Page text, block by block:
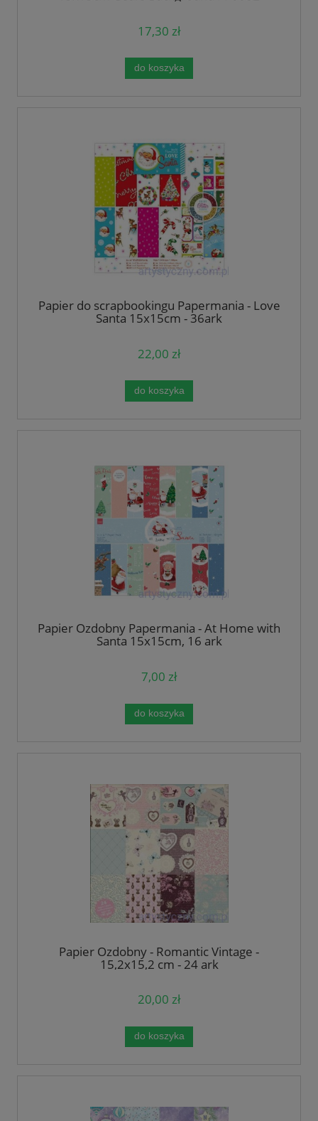
17,30 zł
do koszyka
Papier do scrapbookingu Papermania - Love
Santa 15x15cm - 36ark
22,00 zł
do koszyka
Papier Ozdobny Papermania - At Home with
Santa 15x15cm, 16 ark
7,00 zł
do koszyka
Papier Ozdobny - Romantic Vintage -
15,2x15,2 cm - 24 ark
20,00 zł
do koszyka